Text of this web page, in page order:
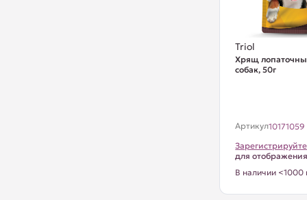
Triol
Хрящ
собак, 50г
Артикул10171059
для
В наличии <1000